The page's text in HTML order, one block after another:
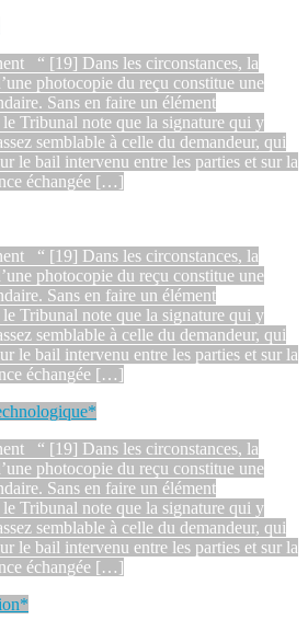
“ [19] Dans les circonstances, la
photocopie du reçu constitue une
Sans en faire un élément
Tribunal note que la signature qui y
semblable à celle du demandeur, qui
le bail intervenu entre les parties et sur la
échangée […]
“ [19] Dans les circonstances, la
photocopie du reçu constitue une
Sans en faire un élément
Tribunal note que la signature qui y
semblable à celle du demandeur, qui
le bail intervenu entre les parties et sur la
échangée […]
“ [19] Dans les circonstances, la
photocopie du reçu constitue une
Sans en faire un élément
Tribunal note que la signature qui y
semblable à celle du demandeur, qui
le bail intervenu entre les parties et sur la
échangée […]